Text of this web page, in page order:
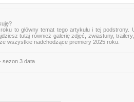
to główny temat tego artykułu i tej podstrony.
tutaj również galerię zdjęć, zwiastuny,
wszystkie nadchodzące premiery 2025 roku.
sezon 3 data